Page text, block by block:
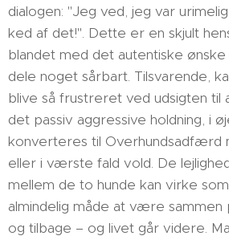
dialogen: "Jeg ved, jeg var
ked af det!". Dette er en skjult
blandet med det autentiske
dele noget sårbart. Tilsvarende,
blive så frustreret ved udsigten
det passiv aggressive holdning, i
konverteres til Overhundsadfærd
eller i værste fald vold. De
mellem de to hunde kan virke
almindelig måde at være
og tilbage – og livet går videre.